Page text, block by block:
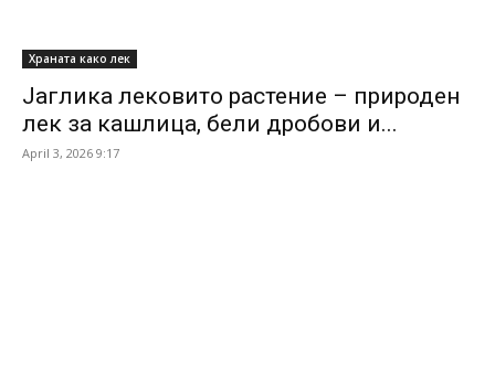
Храната како лек
Јаглика лековито растение – природен
лек за кашлица, бели дробови и...
April 3, 2026 9:17